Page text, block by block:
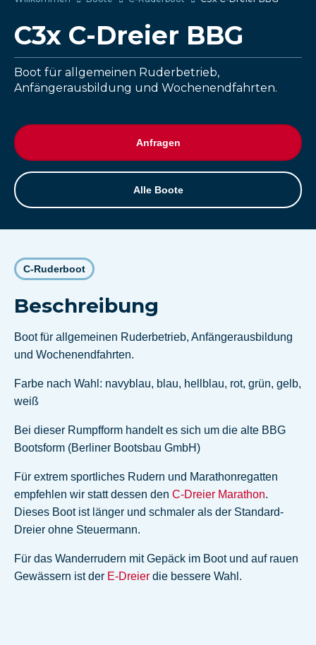
C3x C-Dreier BBG
Boot für allgemeinen Ruderbetrieb,
Anfängerausbildung und Wochenendfahrten.
Anfragen
Alle Boote
C-Ruderboot
Beschreibung
Boot für allgemeinen Ruderbetrieb, Anfängerausbildung
und Wochenendfahrten.
Farbe nach Wahl: navyblau, blau, hellblau, rot, grün, gelb,
weiß
Bei dieser Rumpfform handelt es sich um die alte BBG
Bootsform (Berliner Bootsbau GmbH)
Für extrem sportliches Rudern und Marathonregatten
empfehlen wir statt dessen den C-Dreier Marathon.
Dieses Boot ist länger und schmaler als der Standard-
Dreier ohne Steuermann.
Für das Wanderrudern mit Gepäck im Boot und auf rauen
Gewässern ist der E-Dreier die bessere Wahl.